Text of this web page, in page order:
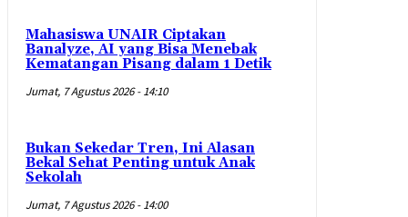
Mahasiswa UNAIR Ciptakan
Banalyze, AI yang Bisa Menebak
Kematangan Pisang dalam 1 Detik
Jumat, 7 Agustus 2026 - 14:10
Bukan Sekedar Tren, Ini Alasan
Bekal Sehat Penting untuk Anak
Sekolah
Jumat, 7 Agustus 2026 - 14:00